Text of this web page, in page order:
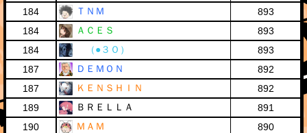
184
ＴＮＭ
893
184
ＡＣＥＳ
893
184
（●３Ｏ）
893
187
ＤＥＭＯＮ
892
187
ＫＥＮＳＨＩＮ
892
189
ＢＲＥＬＬＡ
891
190
ＭＡＭ
890